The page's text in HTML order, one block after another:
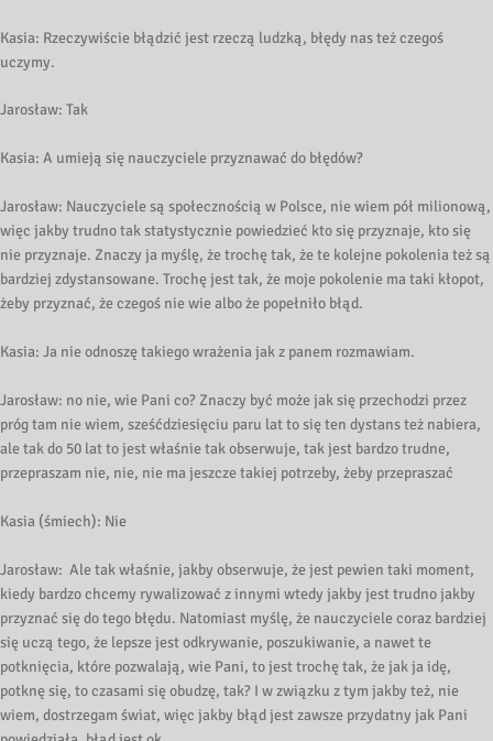
Kasia: Rzeczywiście błądzić jest rzeczą ludzką, błędy nas też czegoś
uczymy.
Jarosław: Tak
Kasia: A umieją się nauczyciele przyznawać do błędów?
Jarosław: Nauczyciele są społecznością w Polsce, nie wiem pół milionową,
więc jakby trudno tak statystycznie powiedzieć kto się przyznaje, kto się
nie przyznaje. Znaczy ja myślę, że trochę tak, że te kolejne pokolenia też są
bardziej zdystansowane. Trochę jest tak, że moje pokolenie ma taki kłopot,
żeby przyznać, że czegoś nie wie albo że popełniło błąd.
Kasia: Ja nie odnoszę takiego wrażenia jak z panem rozmawiam.
Jarosław: no nie, wie Pani co? Znaczy być może jak się przechodzi przez
próg tam nie wiem, sześćdziesięciu paru lat to się ten dystans też nabiera,
ale tak do 50 lat to jest właśnie tak obserwuje, tak jest bardzo trudne,
przepraszam nie, nie, nie ma jeszcze takiej potrzeby, żeby przepraszać
Kasia (śmiech): Nie
Jarosław: Ale tak właśnie, jakby obserwuje, że jest pewien taki moment,
kiedy bardzo chcemy rywalizować z innymi wtedy jakby jest trudno jakby
przyznać się do tego błędu. Natomiast myślę, że nauczyciele coraz bardziej
się uczą tego, że lepsze jest odkrywanie, poszukiwanie, a nawet te
potknięcia, które pozwalają, wie Pani, to jest trochę tak, że jak ja idę,
potknę się, to czasami się obudzę, tak? I w związku z tym jakby też, nie
wiem, dostrzegam świat, więc jakby błąd jest zawsze przydatny jak Pani